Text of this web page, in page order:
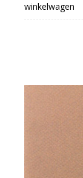
winkelwagen